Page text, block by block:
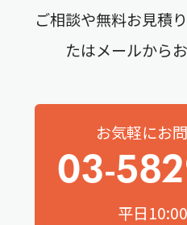
ご相談や無料お見積
たはメールから
お気軽にお
03-
平日